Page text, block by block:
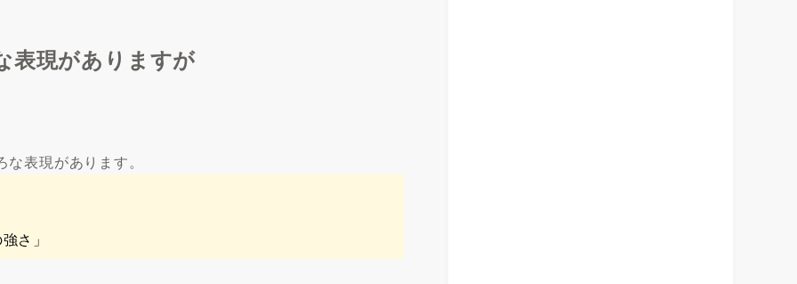
表現がありますが
表現があります。
さ」